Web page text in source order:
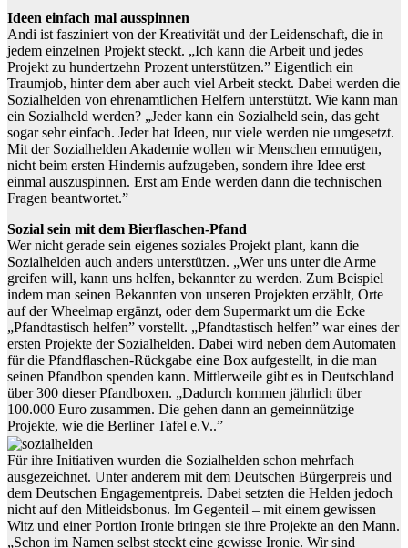
Ideen einfach mal ausspinnen
Andi ist fasziniert von der Kreativität und der Leidenschaft, die in
jedem einzelnen Projekt steckt. „Ich kann die Arbeit und jedes
Projekt zu hundertzehn Prozent unterstützen.” Eigentlich ein
Traumjob, hinter dem aber auch viel Arbeit steckt. Dabei werden die
Sozialhelden von ehrenamtlichen Helfern unterstützt. Wie kann man
ein Sozialheld werden? „Jeder kann ein Sozialheld sein, das geht
sogar sehr einfach. Jeder hat Ideen, nur viele werden nie umgesetzt.
Mit der Sozialhelden Akademie wollen wir Menschen ermutigen,
nicht beim ersten Hindernis aufzugeben, sondern ihre Idee erst
einmal auszuspinnen. Erst am Ende werden dann die technischen
Fragen beantwortet.”
Sozial sein mit dem Bierflaschen-Pfand
Wer nicht gerade sein eigenes soziales Projekt plant, kann die
Sozialhelden auch anders unterstützen. „Wer uns unter die Arme
greifen will, kann uns helfen, bekannter zu werden. Zum Beispiel
indem man seinen Bekannten von unseren Projekten erzählt, Orte
auf der Wheelmap ergänzt, oder dem Supermarkt um die Ecke
„Pfandtastisch helfen” vorstellt. „Pfandtastisch helfen” war eines der
ersten Projekte der Sozialhelden. Dabei wird neben dem Automaten
für die Pfandflaschen-Rückgabe eine Box aufgestellt, in die man
seinen Pfandbon spenden kann. Mittlerweile gibt es in Deutschland
über 300 dieser Pfandboxen. „Dadurch kommen jährlich über
100.000 Euro zusammen. Die gehen dann an gemeinnützige
Projekte, wie die Berliner Tafel e.V..”
Für ihre Initiativen wurden die Sozialhelden schon mehrfach
ausgezeichnet. Unter anderem mit dem Deutschen Bürgerpreis und
dem Deutschen Engagementpreis. Dabei setzten die Helden jedoch
nicht auf den Mitleidsbonus. Im Gegenteil – mit einem gewissen
Witz und einer Portion Ironie bringen sie ihre Projekte an den Mann.
„Schon im Namen selbst steckt eine gewisse Ironie. Wir sind